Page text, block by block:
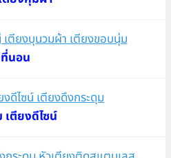
นอน
เตียงดีไซน์